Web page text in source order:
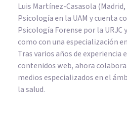
Luis Martínez-Casasola
Psicología en la UAM y cuenta
Psicología Forense por la URJC
como con una especialización
Tras varios años de experiencia
contenidos web, ahora
medios especializados en el
la salud.